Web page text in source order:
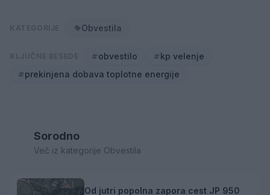
Obvestila
obvestilo
kp velenje
prekinjena dobava toplotne energije
Sorodno
Več iz kategorije Obvestila
Od jutri popolna zapora cest JP 950